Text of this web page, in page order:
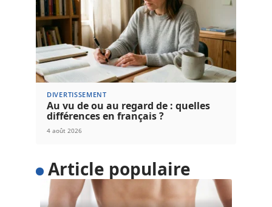
DIVERTISSEMENT
Au vu de ou au regard de : quelles
différences en français ?
4 août 2026
Article populaire